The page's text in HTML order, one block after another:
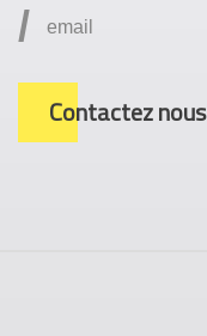
/
Contactez nous